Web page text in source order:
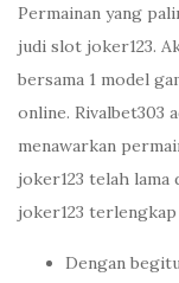
Permainan yang
judi slot joker123.
bersama 1 model
online. Rivalbet303
menawarkan
joker123 telah
joker123
Dengan